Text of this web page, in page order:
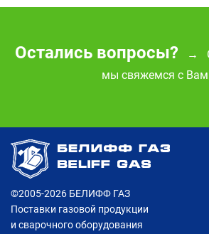
Остались вопросы? →
мы свяжемся с
©2005-2026 БЕЛИФФ ГАЗ
Поставки газовой продукции
и сварочного оборудования